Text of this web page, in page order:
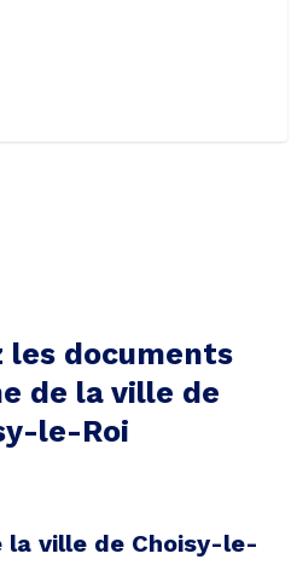
les documents
de la ville de
le-Roi
la ville de Choisy-le-